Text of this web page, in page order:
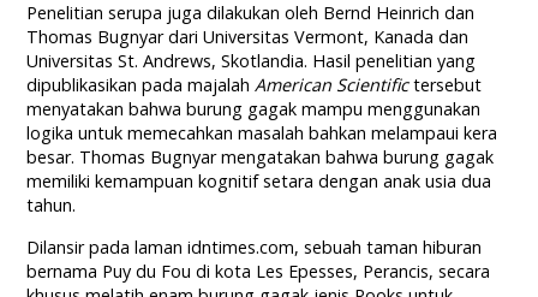
Penelitian serupa juga dilakukan oleh Bernd Heinrich dan
Thomas Bugnyar dari Universitas Vermont, Kanada dan
Universitas St. Andrews, Skotlandia. Hasil penelitian yang
dipublikasikan pada majalahAmerican Scientifictersebut
menyatakan bahwa burung gagak mampu menggunakan
logika untuk memecahkan masalah bahkan melampaui kera
besar. Thomas Bugnyar mengatakan bahwa burung gagak
memiliki kemampuan kognitif setara dengan anak usia dua
tahun.
Dilansir pada laman idntimes.com, sebuah taman hiburan
bernama Puy du Fou di kota Les Epesses, Perancis, secara